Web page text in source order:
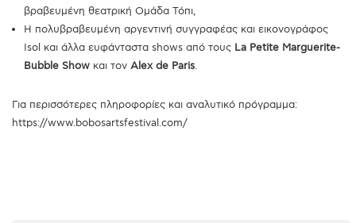
βραβευμένη θεατρική Ομάδα Τόπι,
Η πολυβραβευμένη αργεντινή συγγραφέας και εικονογράφος
Isol και άλλα ευφάνταστα shows από τους La Petite Marguerite-
Bubble Show και τον Alex de Paris.
Για περισσότερες πληροφορίες και αναλυτικό πρόγραμμα:
https://www.bobosartsfestival.com/